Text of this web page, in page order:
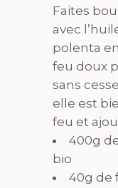
Faites
avec
polenta
feu doux
sans
elle est
feu et
400g
bio
40g de